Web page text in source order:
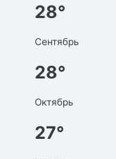
28°
Сентябрь
28°
Октябрь
27°